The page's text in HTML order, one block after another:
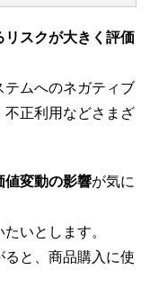
リスクが大きく評価
テムへのネガティブ
不正利用などさまざ
値変動の影響が気に
いとします。
ると、商品購入に使